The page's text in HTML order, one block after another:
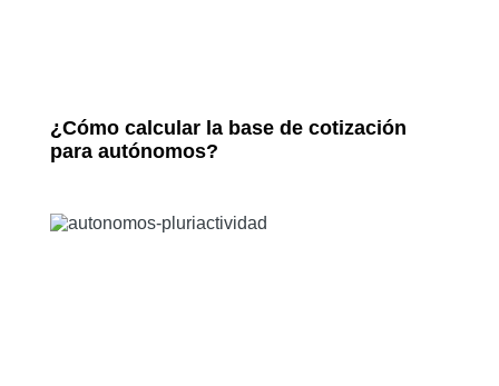
¿Cómo calcular la base de cotización
para autónomos?